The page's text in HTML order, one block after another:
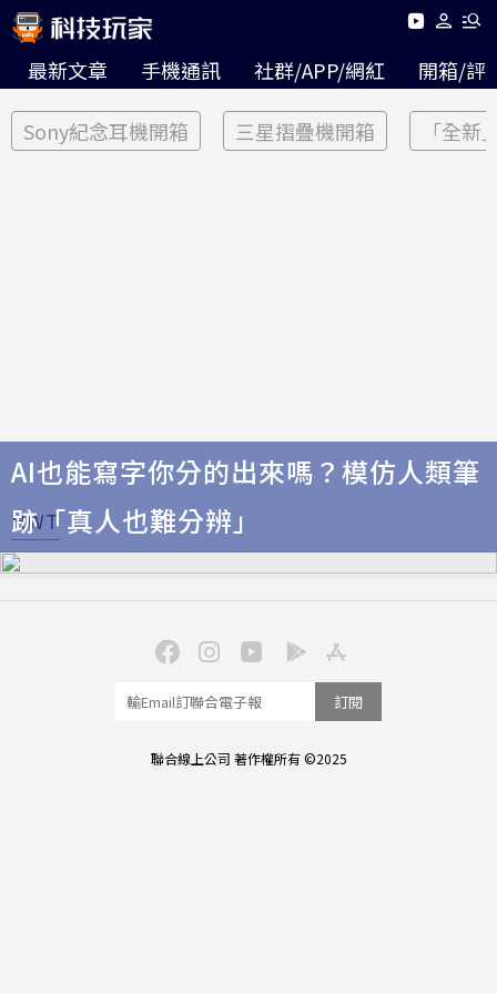
最新文章 手機通訊 社群/APP/網紅 開箱/評
Sony紀念耳機開箱 三星摺疊機開箱 「全新
HWT
AI也能寫字你分的出來嗎？模仿人類筆
跡「真人也難分辨」
訂閱
聯合線上公司 著作權所有 ©2025